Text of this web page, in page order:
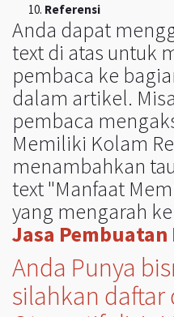
Referensi
Anda dapat
text di atas untuk
pembaca ke
dalam artikel.
pembaca
Memiliki Kolam
menambahkan
text "Manfaat
yang mengarah
Jasa Pembuatan
Anda Punya
silahkan daftar